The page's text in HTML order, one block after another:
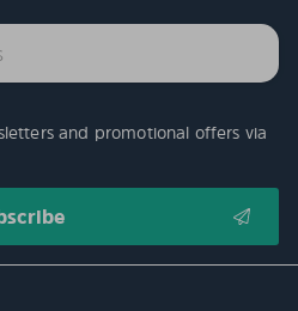
and promotional offers via